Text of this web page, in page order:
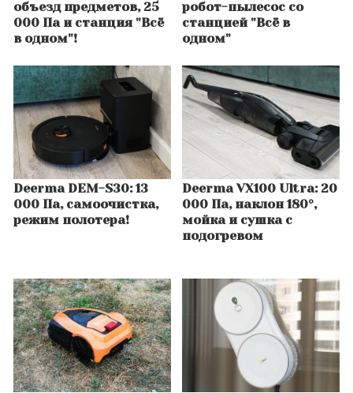
объезд предметов, 25
000 Па и станция "Всё
в одном"!
робот-пылесос со
станцией "Всё в
одном"
Deerma DEM-S30: 13
000 Па, самоочистка,
режим полотера!
Deerma VX100 Ultra: 20
000 Па, наклон 180°,
мойка и сушка с
подогревом